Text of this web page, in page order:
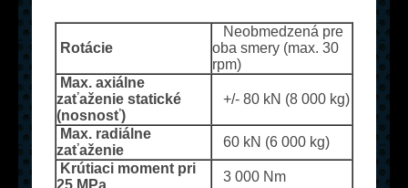
Rotácie
Neobmedzená pre
oba smery (max. 30
rpm)
Max. axiálne
zaťaženie statické
(nosnosť)
+/- 80 kN (8 000 kg)
Max. radiálne
zaťaženie
60 kN (6 000 kg)
Krútiaci moment pri
25 MPa
3 000 Nm